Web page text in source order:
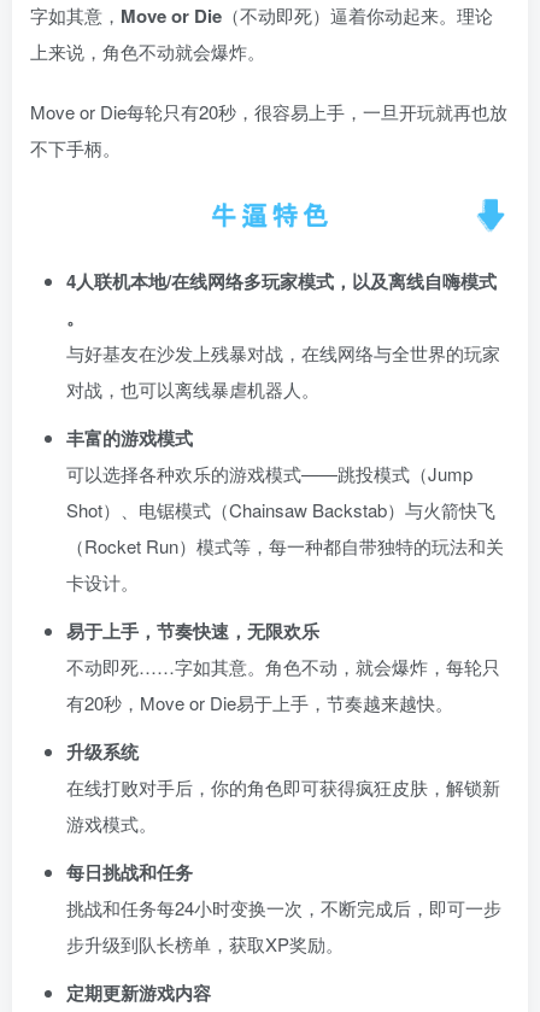
字如其意， Move or Die （不动即死）逼着你动起来。理论
上来说，角色不动就会爆炸。
Move or Die每轮只有20秒，很容易上手，一旦开玩就再也放
不下手柄。
4人联机本地/在线网络多玩家模式，以及离线自嗨模式
。
与好基友在沙发上残暴对战，在线网络与全世界的玩家
对战，也可以离线暴虐机器人。
丰富的游戏模式
可以选择各种欢乐的游戏模式——跳投模式（Jump
Shot）、电锯模式（Chainsaw Backstab）与火箭快飞
（Rocket Run）模式等，每一种都自带独特的玩法和关
卡设计。
易于上手，节奏快速，无限欢乐
不动即死……字如其意。角色不动，就会爆炸，每轮只
有20秒，Move or Die易于上手，节奏越来越快。
升级系统
在线打败对手后，你的角色即可获得疯狂皮肤，解锁新
游戏模式。
每日挑战和任务
挑战和任务每24小时变换一次，不断完成后，即可一步
步升级到队长榜单，获取XP奖励。
定期更新游戏内容